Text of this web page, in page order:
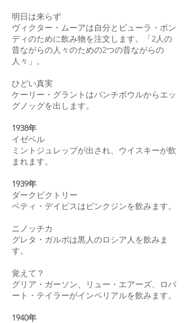
明日は来らず
ヴィクター・ムーアは自分とビューラ・ボン
ディのために飲み物を注文します。「2人の
昔ながらの人々のための2つの昔ながらの
人々」。
ひどい真実
ケーリー・グラントはパンチボウルからエッ
グノッグを出します。
1938年
イゼベル
ミントジュレップが出され、ウイスキーが飲
まれます。
1939年
ダークビクトリー
ベティ・デイビスはピンクジンを飲みます。
ニノッチカ
グレタ・ガルボは黒人のロシア人を飲みま
す。
覚えて？
グリア・ガーソン、リュー・エアーズ、ロバ
ート・テイラーがインペリアルを飲みます。
1940年